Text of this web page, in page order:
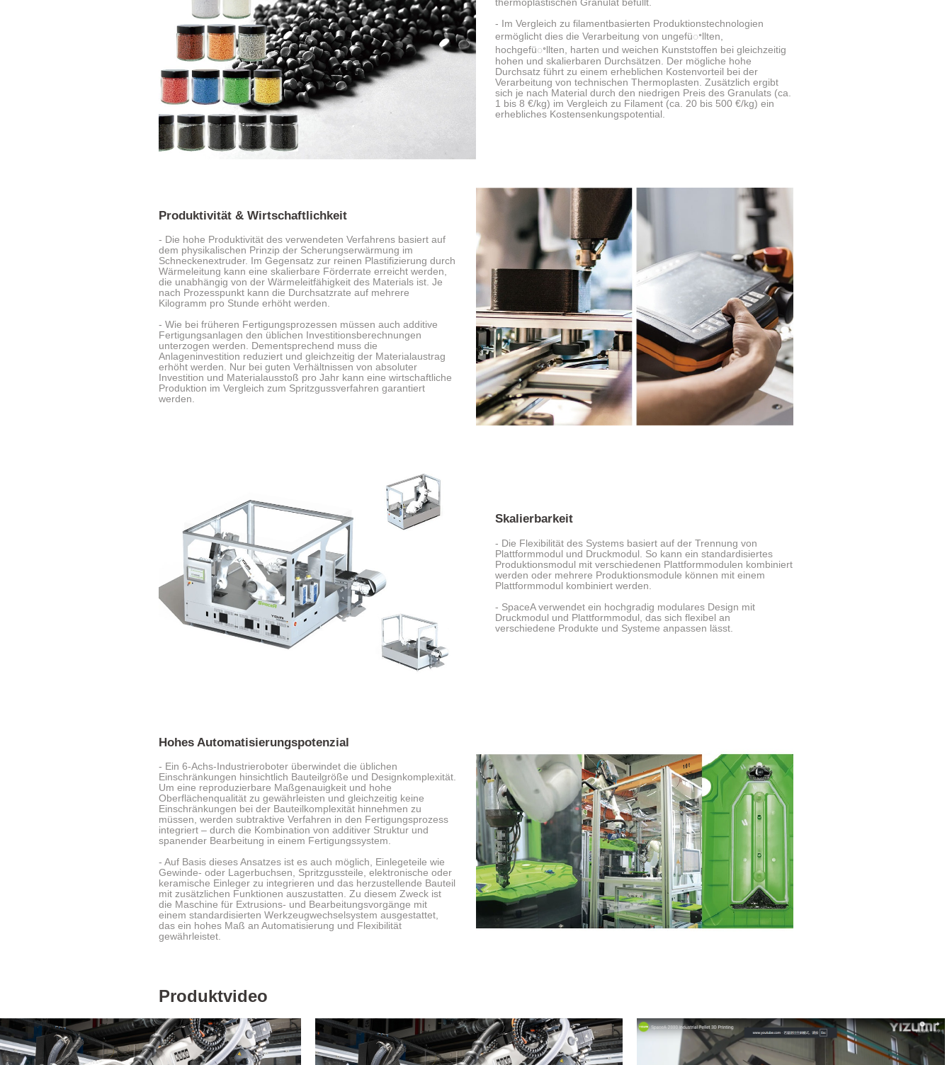
thermoplastischen Granulat befüllt.
- Im Vergleich zu filamentbasierten Produktionstechnologien
ermöglicht dies die Verarbeitung von ungefüꢀllten,
hochgefüꢀllten, harten und weichen Kunststoffen bei gleichzeitig
hohen und skalierbaren Durchsätzen. Der mögliche hohe
Durchsatz führt zu einem erheblichen Kostenvorteil bei der
Verarbeitung von technischen Thermoplasten. Zusätzlich ergibt
sich je nach Material durch den niedrigen Preis des Granulats (ca.
1 bis 8 €/kg) im Vergleich zu Filament (ca. 20 bis 500 €/kg) ein
erhebliches Kostensenkungspotential.
Produktivität & Wirtschaftlichkeit
- Die hohe Produktivität des verwendeten Verfahrens basiert auf
dem physikalischen Prinzip der Scherungserwärmung im
Schneckenextruder. Im Gegensatz zur reinen Plastifizierung durch
Wärmeleitung kann eine skalierbare Förderrate erreicht werden,
die unabhängig von der Wärmeleitfähigkeit des Materials ist. Je
nach Prozesspunkt kann die Durchsatzrate auf mehrere
Kilogramm pro Stunde erhöht werden.
- Wie bei früheren Fertigungsprozessen müssen auch additive
Fertigungsanlagen den üblichen Investitionsberechnungen
unterzogen werden. Dementsprechend muss die
Anlageninvestition reduziert und gleichzeitig der Materialaustrag
erhöht werden. Nur bei guten Verhältnissen von absoluter
Investition und Materialausstoß pro Jahr kann eine wirtschaftliche
Produktion im Vergleich zum Spritzgussverfahren garantiert
werden.
Skalierbarkeit
- Die Flexibilität des Systems basiert auf der Trennung von
Plattformmodul und Druckmodul. So kann ein standardisiertes
Produktionsmodul mit verschiedenen Plattformmodulen kombiniert
werden oder mehrere Produktionsmodule können mit einem
Plattformmodul kombiniert werden.
- SpaceA verwendet ein hochgradig modulares Design mit
Druckmodul und Plattformmodul, das sich flexibel an
verschiedene Produkte und Systeme anpassen lässt.
Hohes Automatisierungspotenzial
- Ein 6-Achs-Industrieroboter überwindet die üblichen
Einschränkungen hinsichtlich Bauteilgröße und Designkomplexität.
Um eine reproduzierbare Maßgenauigkeit und hohe
Oberflächenqualität zu gewährleisten und gleichzeitig keine
Einschränkungen bei der Bauteilkomplexität hinnehmen zu
müssen, werden subtraktive Verfahren in den Fertigungsprozess
integriert – durch die Kombination von additiver Struktur und
spanender Bearbeitung in einem Fertigungssystem.
- Auf Basis dieses Ansatzes ist es auch möglich, Einlegeteile wie
Gewinde- oder Lagerbuchsen, Spritzgussteile, elektronische oder
keramische Einleger zu integrieren und das herzustellende Bauteil
mit zusätzlichen Funktionen auszustatten. Zu diesem Zweck ist
die Maschine für Extrusions- und Bearbeitungsvorgänge mit
einem standardisierten Werkzeugwechselsystem ausgestattet,
das ein hohes Maß an Automatisierung und Flexibilität
gewährleistet.
Produktvideo